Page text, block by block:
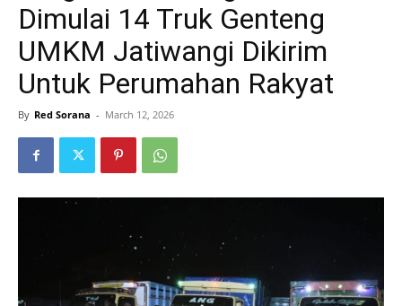
Dimulai 14 Truk Genteng
UMKM Jatiwangi Dikirim
Untuk Perumahan Rakyat
By Red Sorana - March 12, 2026